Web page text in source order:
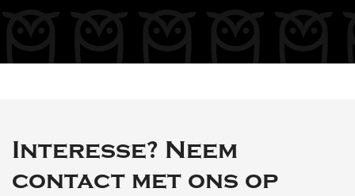
Interesse? Neem
contact met ons op